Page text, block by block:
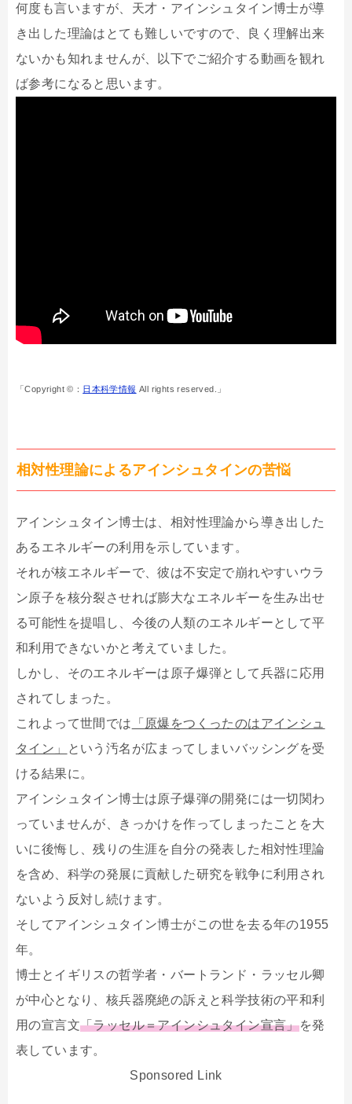
何度も言いますが、天才・アインシュタイン博士が導
き出した理論はとても難しいですので、良く理解出来
ないかも知れませんが、以下でご紹介する動画を観れ
ば参考になると思います。
「Copyright ©： 日本科学情報 All rights reserved.」
相対性理論によるアインシュタインの苦悩
アインシュタイン博士は、相対性理論から導き出した
あるエネルギーの利用を示しています。
それが核エネルギーで、彼は不安定で崩れやすいウラ
ン原子を核分裂させれば膨大なエネルギーを生み出せ
る可能性を提唱し、今後の人類のエネルギーとして平
和利用できないかと考えていました。
しかし、そのエネルギーは原子爆弾として兵器に応用
されてしまった。
これよって世間では 「原爆をつくったのはアインシュ
タイン」
という汚名が広まってしまいバッシングを受
ける結果に。
アインシュタイン博士は原子爆弾の開発には一切関わ
っていませんが、きっかけを作ってしまったことを大
いに後悔し、残りの生涯を自分の発表した相対性理論
を含め、科学の発展に貢献した研究を戦争に利用され
ないよう反対し続けます。
そしてアインシュタイン博士がこの世を去る年の1955
年。
博士とイギリスの哲学者・バートランド・ラッセル卿
が中心となり、核兵器廃絶の訴えと科学技術の平和利
用の宣言文「ラッセル＝アインシュタイン宣言」を発
表しています。
Sponsored Link